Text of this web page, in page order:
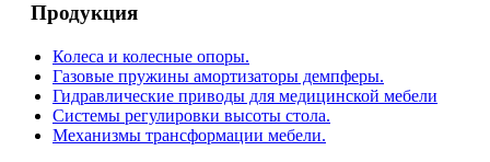
Продукция
Колеса и колесные опоры.
Газовые пружины амортизаторы демпферы.
Гидравлические приводы для медицинской мебели
Системы регулировки высоты стола.
Механизмы трансформации мебели.